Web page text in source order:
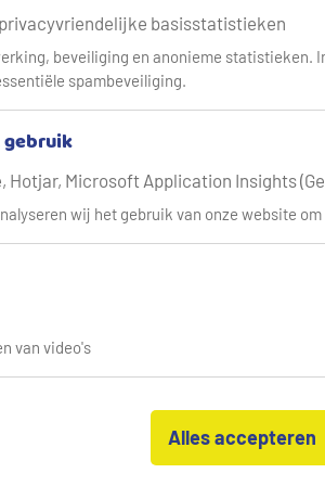
Panorama Waterland
met lange droge periodes én
Dat heeft grote gevolgen voor
Waterland: een ruimtelijk concept
zien hoe we samen kunnen zorgen
ook voor volgende generaties.
concept dat laat zien hoe we water
dat er ook op de lange termijn
basisstatistieken
beveiliging en anonieme statistieken.
spambeveiliging.
Hotjar, Microsoft Application Insights
wij het gebruik van onze website
van video's
Alles accepteren